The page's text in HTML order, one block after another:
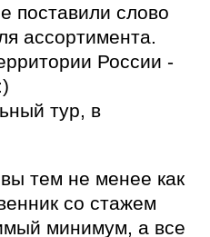
поставили слово
ассортимента.
России -
тур, в
тем не менее как
со стажем
минимум, а все